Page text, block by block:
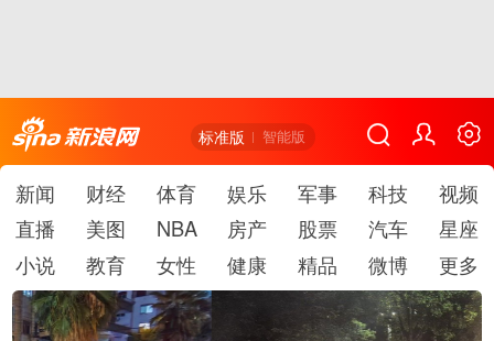
标准版 智能版
新闻 财经 体育 娱乐 军事 科技
视频
直播
美图 NBA 房产 股票 汽车
星座
小说
教育 女性 健康 精品 微博 更多